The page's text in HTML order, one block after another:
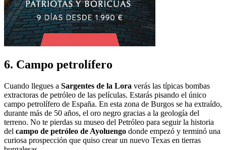
6. Campo petrolífero
Cuando llegues a Sargentes de la Lora verás las típicas bombas
extractoras de petróleo de las películas. Estarás pisando el único
campo petrolífero de España. En esta zona de Burgos se ha extraído,
durante más de 50 años, el oro negro gracias a la geología del
terreno. No te pierdas su museo del Petróleo para seguir la historia
del campo de petróleo de Ayoluengo donde empezó y terminó una
curiosa prospección que quiso crear un nuevo Texas en tierras